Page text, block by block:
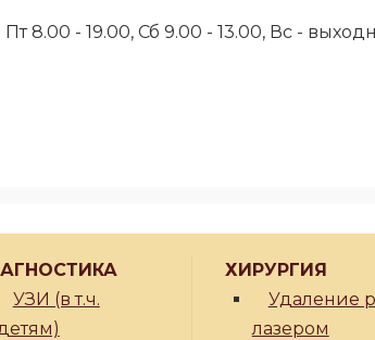
8.00 - 19.00, Сб 9.00 - 13.00, Вс -
УЗИ (в т.ч.
ХИРУРГИЯ
Удаление
лазером